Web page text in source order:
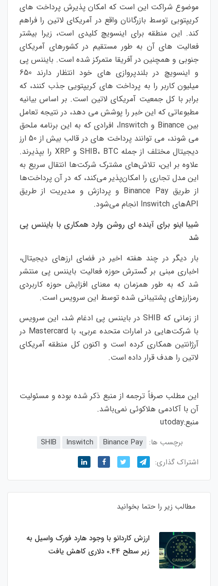
موضوع شراکت این است که امکان پذیرش پرداخت های
کریپتوبی توسط بازرگانان واقع در آمریکای لاتین را فراهم
کند. این منطقه برای اینسویچ کلیدی است، زیرا بیشتر
فعالیت های آن به طور مستقیم در کشورهای آمریکای
جنوبی و همچنین در آفریقا متمرکز شده است. بایننس پی
و اینسویچ در بلندپروازی های خود انتظار دارند 650
میلیون کاربر را به پرداخت های کریپتویی جذب کنند، که
برابر با کل جمعیت آمریکای لاتین است. بر اساس بیانیه
مطبوعاتی که این خبر را پوشش می دهد، در نتیجه تعامل
بین Binance و Inswitch، افرادی که به این برنامه ملحق
می شوند، می توانند پرداخت های در قالب بیش از 50 ارز
دیجیتال مختلف از جمله SHIB، BTC و XRP را بپذیرند.
علاوه بر این، تلاش‌های مشترک شرکت‌ها انتقال سریع به
این مدل تجاری را امکان‌پذیر می‌کند، که در آن پرداخت‌ها
از طریق Binance Pay و پردازش و مدیریت از طریق
APIهای Inswitch انجام می‌شود.
شیبا اینو برای آینده ای روشن وارد همکاری با بایننس پی
شد
بار دیگر در چند هفته اخیر در فضای ارزهای دیجیتال،
اخباری مبنی بر گسترش حوزه فعالیت بایننس پی منتشر
شد که به طور همزمان به معنای افزایش حوزه کاربردی
رمزارزهای پشتیبانی شده توسط این سرویس است.
از زمانی که SHIB در بایننس پی ادغام شد، این سرویس
با شرکت‌هایی در امارات متحده عربی، با Mastercard در
آرژانتین همکاری کرده است و اکنون کل منطقه آمریکای
لاتین را هدف قرار داده است.
این مطلب صرفاً ترجمه از منبع ذکر شده بوده و مسئولیت
آن با آکادمی هلاکوئی نمی‌باشد.
منبع:utoday
برچسب ها: Binance Pay
Inswitch
SHIB
اشتراک گذاری:
مطالب زیر را حتما بخوانید
ارزش کاردانو با وجود هارد فورک واسیل به
زیر سطح 0.44 دلاری کاهش یافت